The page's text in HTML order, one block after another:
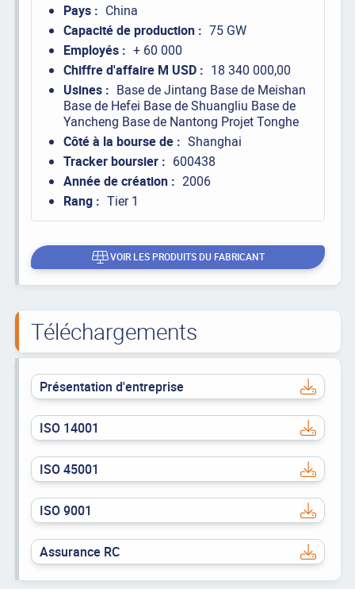
Pays : China
Capacité de production : 75 GW
Employés : + 60 000
Chiffre d'affaire M USD : 18 340 000,00
Usines : Base de Jintang Base de Meishan
Base de Hefei Base de Shuangliu Base de
Yancheng Base de Nantong Projet Tonghe
Côté à la bourse de : Shanghai
Tracker boursier : 600438
Année de création : 2006
Rang : Tier 1
VOIR LES PRODUITS DU FABRICANT
Téléchargements
Présentation d'entreprise
ISO 14001
ISO 45001
ISO 9001
Assurance RC